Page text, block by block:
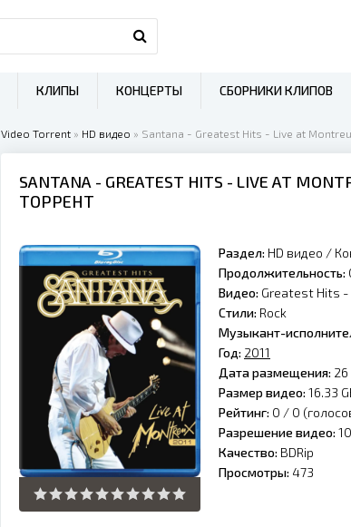
Video Torrent » HD видео » Santana - Greatest Hits - Live at
SANTANA - GREATEST HITS - LIVE AT
ТОРРЕНТ
Раздел: HD видео /
Продолжительность:
Видео: Greatest Hits
Стили: Rock
Музыкант-
Год: 2011
Дата размещения:
Размер видео: 16.33
Рейтинг: 0 / 0
Разрешение видео:
Качество: BDRip
Просмотры: 473
КЛИПЫ КОНЦЕРТЫ СБОРНИКИ КЛИПОВ